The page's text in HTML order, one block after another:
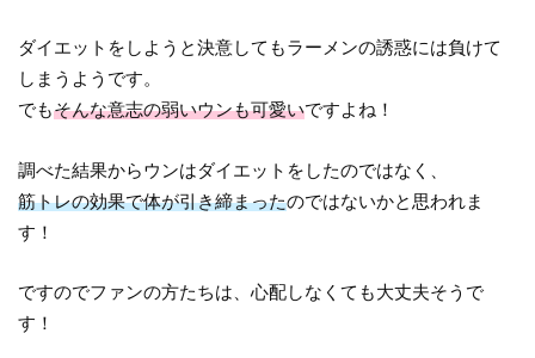
ダイエットをしようと決意してもラーメンの誘惑には負けて
しまうようです。
でもそんな意志の弱いウンも可愛いですよね！
調べた結果からウンはダイエットをしたのではなく、
筋トレの効果で体が引き締まったのではないかと思われま
す！
ですのでファンの方たちは、心配しなくても大丈夫そうで
す！